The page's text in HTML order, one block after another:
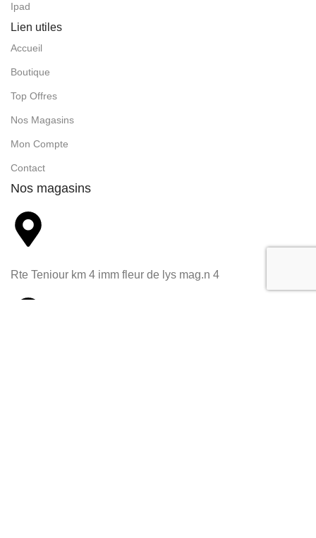
Ipad
Lien utiles
Accueil
Boutique
Top Offres
Nos Magasins
Mon Compte
Contact
Nos magasins
Rte Teniour km 4 imm fleur de lys mag.n 4